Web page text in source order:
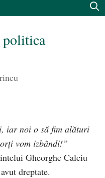
iar noi o să fim alături
vom izbândi!”
Gheorghe Calciu
dreptate.